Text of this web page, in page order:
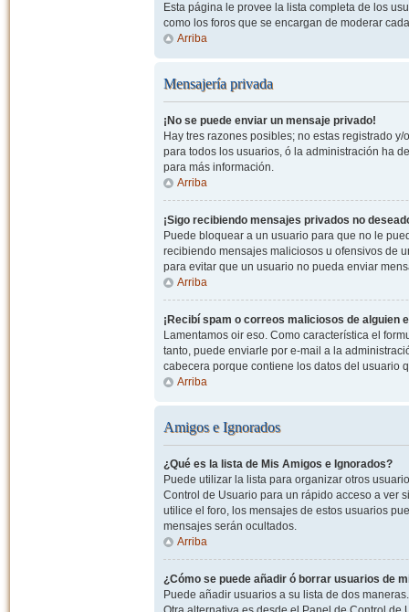
Esta página le provee la lista completa de los
como los foros que se encargan de moderar
Arriba
Mensajería privada
¡No se puede enviar un mensaje privado!
Hay tres razones posibles; no estas registrado
para todos los usuarios, ó la administración ha
para más información.
Arriba
¡Sigo recibiendo mensajes privados no
Puede bloquear a un usuario para que no le
recibiendo mensajes maliciosos u ofensivos de
para evitar que un usuario no pueda enviar
Arriba
¡Recibí spam o correos maliciosos de alguien
Lamentamos oir eso. Como característica el
tanto, puede enviarle por e-mail a la
cabecera porque contiene los datos del usuario
Arriba
Amigos e Ignorados
¿Qué es la lista de Mis Amigos e Ignorados?
Puede utilizar la lista para organizar otros
Control de Usuario para un rápido acceso a ver
utilice el foro, los mensajes de estos usuarios
mensajes serán ocultados.
Arriba
¿Cómo se puede añadir ó borrar usuarios de
Puede añadir usuarios a su lista de dos